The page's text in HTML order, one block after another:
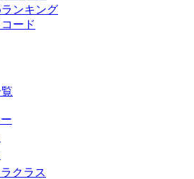
ンキング
ード
クラス